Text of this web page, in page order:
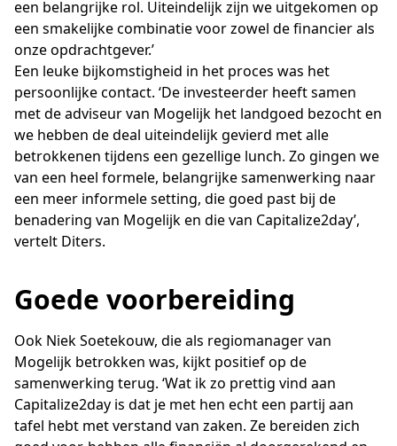
een belangrijke rol. Uiteindelijk zijn we uitgekomen op
een smakelijke combinatie voor zowel de financier als
onze opdrachtgever.’
Een leuke bijkomstigheid in het proces was het
persoonlijke contact. ‘De investeerder heeft samen
met de adviseur van Mogelijk het landgoed bezocht en
we hebben de deal uiteindelijk gevierd met alle
betrokkenen tijdens een gezellige lunch. Zo gingen we
van een heel formele, belangrijke samenwerking naar
een meer informele setting, die goed past bij de
benadering van Mogelijk en die van Capitalize2day’,
vertelt Diters.
Goede voorbereiding
Ook Niek Soetekouw, die als regiomanager van
Mogelijk betrokken was, kijkt positief op de
samenwerking terug. ‘Wat ik zo prettig vind aan
Capitalize2day is dat je met hen echt een partij aan
tafel hebt met verstand van zaken. Ze bereiden zich